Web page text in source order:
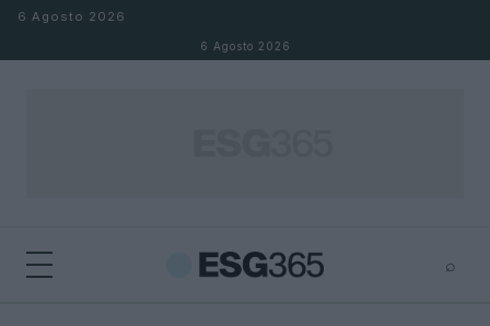
Salta al contenuto
6 Agosto 2026
6 Agosto 2026
⌕